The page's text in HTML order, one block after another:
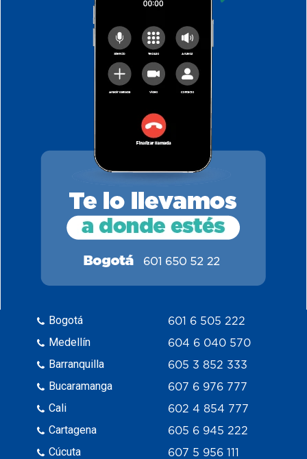
Bogotá
Medellín
Barranquilla
Bucaramanga
Cali
Cartagena
Cúcuta
601 6 505 222
604 6 040 570
605 3 852 333
607 6 976 777
602 4 854 777
605 6 945 222
607 5 956 111